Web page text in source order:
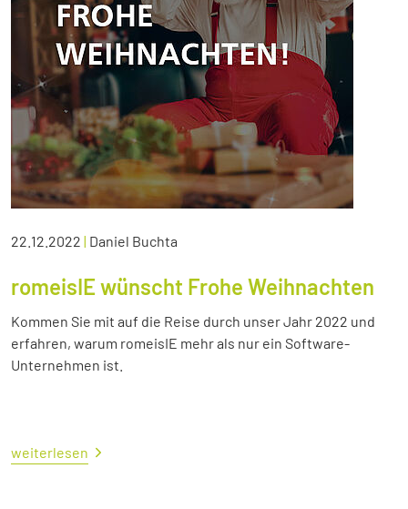
22.12.2022 | Daniel Buchta
romeisIE wünscht Frohe Weihnachten
Kommen Sie mit auf die Reise durch unser Jahr 2022 und
erfahren, warum romeisIE mehr als nur ein Software-
Unternehmen ist.
weiterlesen